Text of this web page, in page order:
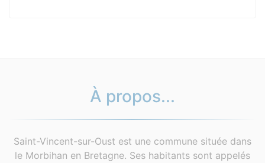
À propos...
Saint-Vincent-sur-Oust est une commune située dans
le Morbihan en Bretagne. Ses habitants sont appelés